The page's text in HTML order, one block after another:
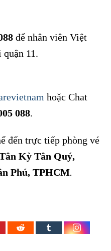
để nhân viên Việt
11.
hoặc Chat
088.
đến trực tiếp phòng vé
Kỳ Tân Quý,
Phú, TPHCM.